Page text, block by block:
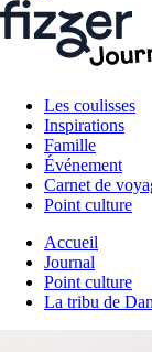
Les coulisses
Inspirations
Famille
Événement
Carnet de
Point culture
Accueil
Journal
Point culture
La tribu de